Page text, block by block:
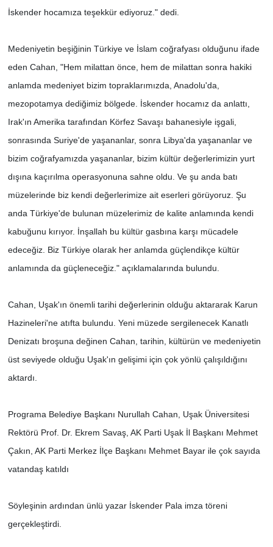
İskender hocamıza teşekkür ediyoruz." dedi.
Medeniyetin beşiğinin Türkiye ve İslam coğrafyası olduğunu ifade
eden Cahan, "Hem milattan önce, hem de milattan sonra hakiki
anlamda medeniyet bizim topraklarımızda, Anadolu'da,
mezopotamya dediğimiz bölgede. İskender hocamız da anlattı,
Irak'ın Amerika tarafından Körfez Savaşı bahanesiyle işgali,
sonrasında Suriye'de yaşananlar, sonra Libya'da yaşananlar ve
bizim coğrafyamızda yaşananlar, bizim kültür değerlerimizin yurt
dışına kaçırılma operasyonuna sahne oldu. Ve şu anda batı
müzelerinde biz kendi değerlerimize ait eserleri görüyoruz. Şu
anda Türkiye'de bulunan müzelerimiz de kalite anlamında kendi
kabuğunu kırıyor. İnşallah bu kültür gasbına karşı mücadele
edeceğiz. Biz Türkiye olarak her anlamda güçlendikçe kültür
anlamında da güçleneceğiz." açıklamalarında bulundu.
Cahan, Uşak'ın önemli tarihi değerlerinin olduğu aktararak Karun
Hazineleri'ne atıfta bulundu. Yeni müzede sergilenecek Kanatlı
Denizatı broşuna değinen Cahan, tarihin, kültürün ve medeniyetin
üst seviyede olduğu Uşak'ın gelişimi için çok yönlü çalışıldığını
aktardı.
Programa Belediye Başkanı Nurullah Cahan, Uşak Üniversitesi
Rektörü Prof. Dr. Ekrem Savaş, AK Parti Uşak İl Başkanı Mehmet
Çakın, AK Parti Merkez İlçe Başkanı Mehmet Bayar ile çok sayıda
vatandaş katıldı
Söyleşinin ardından ünlü yazar İskender Pala imza töreni
gerçekleştirdi.